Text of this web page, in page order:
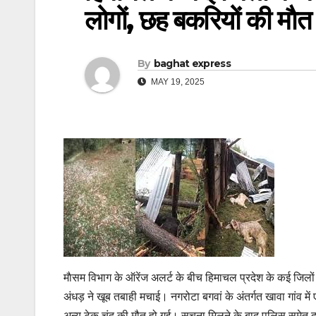
लोगों, छह बकरियों की माैत
By baghat express
MAY 19, 2025
माैसम विभाग के ऑरेंज अलर्ट के बीच हिमाचल प्रदेश के कई
अंधड़ ने खूब तबाही मचाई। नगरोटा बगवां के अंतर्गत खावा